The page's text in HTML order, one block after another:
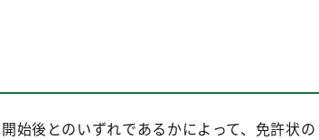
始後とのいずれであるかによって、免許状の